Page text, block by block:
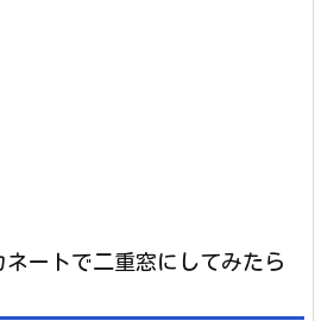
ートで二重窓にしてみたら